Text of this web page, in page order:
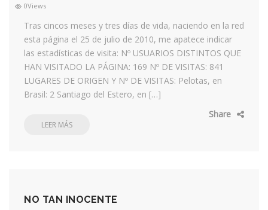
0Views
Tras cincos meses y tres días de vida, naciendo en la red
esta página el 25 de julio de 2010, me apatece indicar
las estadísticas de visita: Nº USUARIOS DISTINTOS QUE
HAN VISITADO LA PÁGINA: 169 Nº DE VISITAS: 841
LUGARES DE ORIGEN Y Nº DE VISITAS: Pelotas, en
Brasil: 2 Santiago del Estero, en […]
Share
LEER MÁS
NO TAN INOCENTE